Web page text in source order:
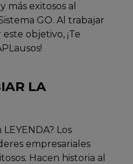
más exitosos al
GO. Al trabajar
objetivo, ¡Te
LA
Los
empresariales
Hacen historia al